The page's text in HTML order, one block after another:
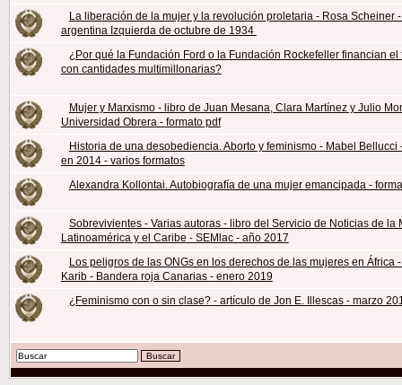
La liberación de la mujer y la revolución proletaria - Rosa Scheiner
argentina Izquierda de octubre de 1934
¿Por qué la Fundación Ford o la Fundación Rockefeller financian el
con cantidades multimillonarias?
Mujer y Marxismo - libro de Juan Mesana, Clara Martínez y Julio
Universidad Obrera - formato pdf
Historia de una desobediencia. Aborto y feminismo - Mabel Bellucci
en 2014 - varios formatos
Alexandra Kollontai. Autobiografía de una mujer emancipada -
Sobrevivientes - Varias autoras - libro del Servicio de Noticias de la
Latinoamérica y el Caribe - SEMlac - año 2017
Los peligros de las ONGs en los derechos de las mujeres en África
Karib - Bandera roja Canarias - enero 2019
¿Feminismo con o sin clase? - artículo de Jon E. Illescas - marzo